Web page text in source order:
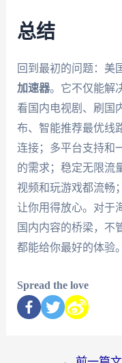
总结
回到最初的问题：美
加速器。它不仅能解
看国内电视剧、刷国
布、智能推荐最优线
连接；多平台支持和
的需求；稳定无限流
视频和玩游戏都流畅
让你用得放心。对于
国内内容的桥梁，不
都能给你最好的体验。
Spread the love